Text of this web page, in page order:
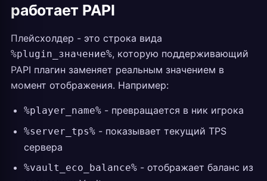
работает PAPI
Плейсхолдер - это строка вида
%plugin_значение%, которую поддерживающий
PAPI плагин заменяет реальным значением в
момент отображения. Например:
%player_name% - превращается в ник игрока
%server_tps% - показывает текущий TPS
сервера
%vault_eco_balance% - отображает баланс из